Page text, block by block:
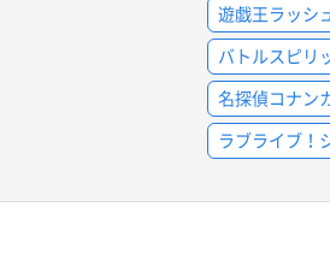
遊戯王ラッシ
バトルスピリ
名探偵コナン
ラブライブ！